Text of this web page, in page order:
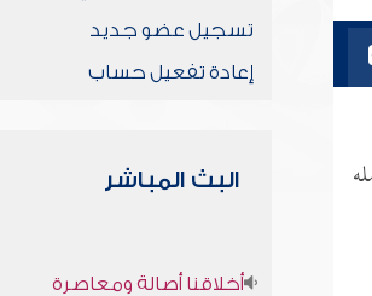
تسجيل عضو جديد
إعادة تفعيل حساب
البث المباشر
أخلاقنا أصالة ومعاصرة